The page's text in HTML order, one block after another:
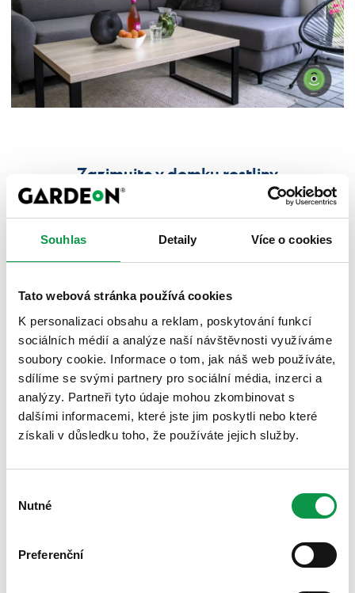
Souhlas Detaily Více o cookies
Tato webová stránka používá cookies
K personalizaci obsahu a reklam, poskytování funkcí
sociálních médií a analýze naší návštěvnosti využíváme
soubory cookie. Informace o tom, jak náš web používáte,
sdílíme se svými partnery pro sociální média, inzerci a
analýzy. Partneři tyto údaje mohou zkombinovat s
dalšími informacemi, které jste jim poskytli nebo které
získali v důsledku toho, že používáte jejich služby.
souhlasu
Nutné
Preferenční
Zazimujte v domku rostliny
Patříte mezi vášnivé pěstitele květin, rostlin či bylinek?
nepřežily. Pokud nemáte skleník a do domu se vám už
využijte k tomu montovaný zahradní domek. Můžete z
Fantazii se meze nekladou a z domku tak můžete
vyčarovat skutečně příjemný úkryt. V domku větších
rozměrů můžete mít umístěnou i malou lavičku a
udělat si tak u domu malou zimní zahradu. Pozor je
třeba dát na umístění oken v domku, aby měly
rostlinky optimální světelné podmínky.
Pokud si s rodinou a přáteli rádi vychutnáváte chvíle
zahradního domku. Vytvořte si zde svoji oázu,
Pokud hledáte místo pro soukromý odpočinek, domek